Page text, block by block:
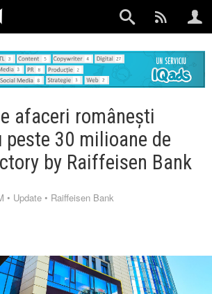
afaceri românești
30 milioane de
by Raiffeisen Bank
• Update • Raiffeisen Bank